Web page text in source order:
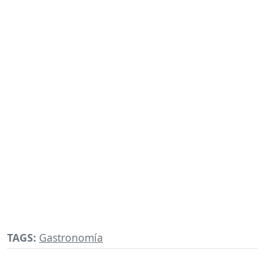
TAGS: Gastronomía